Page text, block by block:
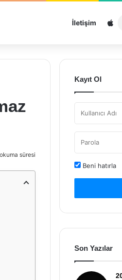
İletişim
süresi
Kayıt Ol
Beni hatırla
Son Yazılar